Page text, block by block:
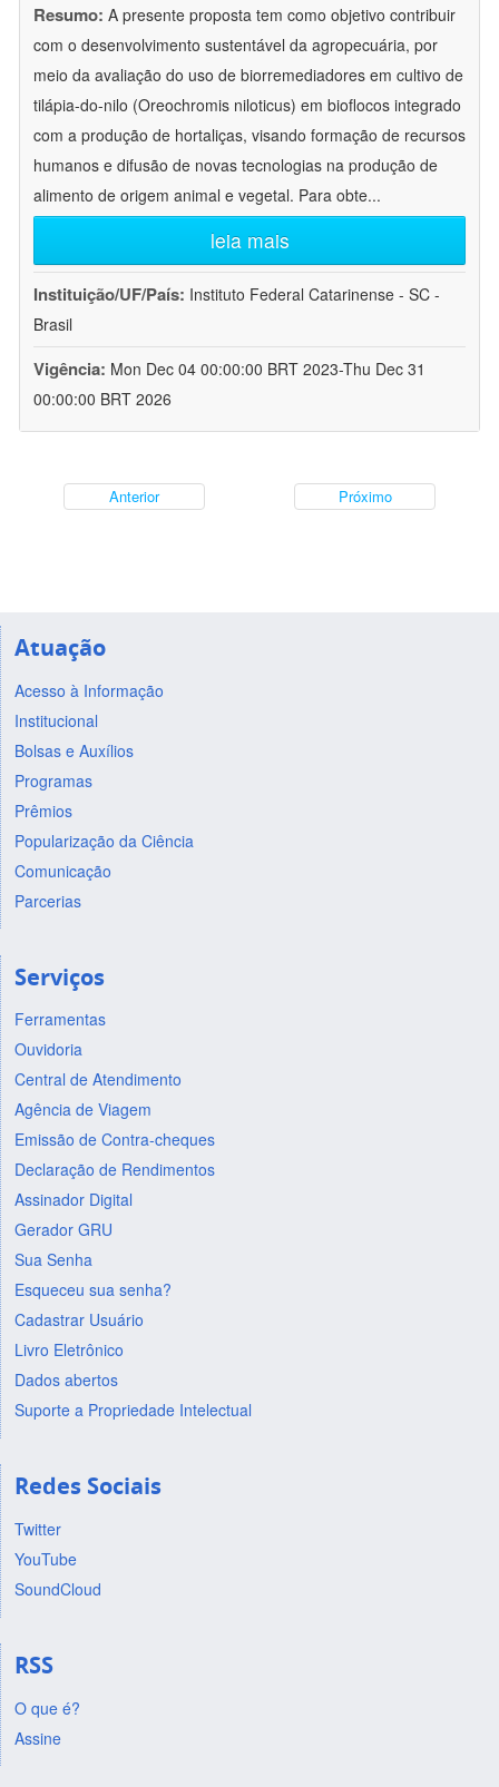
Resumo: A presente proposta tem como objetivo contribuir
com o desenvolvimento sustentável da agropecuária, por
meio da avaliação do uso de biorremediadores em cultivo de
tilápia-do-nilo (Oreochromis niloticus) em bioflocos integrado
com a produção de hortaliças, visando formação de recursos
humanos e difusão de novas tecnologias na produção de
alimento de origem animal e vegetal. Para obte...
leia mais
Instituição/UF/País: Instituto Federal Catarinense - SC -
Brasil
Vigência: Mon Dec 04 00:00:00 BRT 2023-Thu Dec 31
00:00:00 BRT 2026
Anterior Próximo
Atuação
Acesso à Informação
Institucional
Bolsas e Auxílios
Programas
Prêmios
Popularização da Ciência
Comunicação
Parcerias
Serviços
Ferramentas
Ouvidoria
Central de Atendimento
Agência de Viagem
Emissão de Contra-cheques
Declaração de Rendimentos
Assinador Digital
Gerador GRU
Sua Senha
Esqueceu sua senha?
Cadastrar Usuário
Livro Eletrônico
Dados abertos
Suporte a Propriedade Intelectual
Redes Sociais
Twitter
YouTube
SoundCloud
RSS
O que é?
Assine